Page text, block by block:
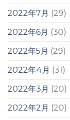
2022年7月 (29)
2022年6月 (30)
2022年5月 (29)
2022年4月 (31)
2022年3月 (20)
2022年2月 (20)